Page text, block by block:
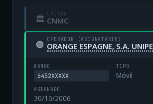
🏛 ORIGEN
CNMC
🟢 OPERADOR (ASIGNATARIO)
ORANGE ESPAGNE, S.A.
RANGO
6452XXXXX
TIPO
Móvil
ASIGNADO
30/10/2006